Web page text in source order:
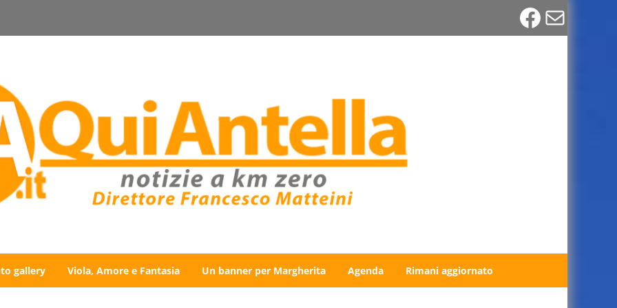
Email
gallery Viola, Amore e Fantasia Un banner per Margherita Agenda Rimani aggiornato